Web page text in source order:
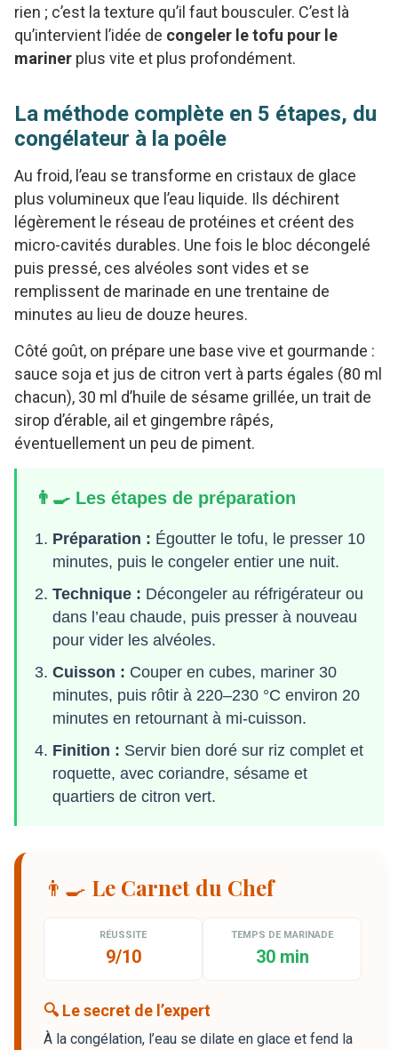
rien ; c’est la texture qu’il faut bousculer. C’est là
qu’intervient l’idée de congeler le tofu pour le
mariner plus vite et plus profondément.
La méthode complète en 5 étapes, du
congélateur à la poêle
Au froid, l’eau se transforme en cristaux de glace
plus volumineux que l’eau liquide. Ils déchirent
légèrement le réseau de protéines et créent des
micro-cavités durables. Une fois le bloc décongelé
puis pressé, ces alvéoles sont vides et se
remplissent de marinade en une trentaine de
minutes au lieu de douze heures.
Côté goût, on prépare une base vive et gourmande :
sauce soja et jus de citron vert à parts égales (80 ml
chacun), 30 ml d’huile de sésame grillée, un trait de
sirop d’érable, ail et gingembre râpés,
éventuellement un peu de piment.
👨‍🍳 Les étapes de préparation
Préparation : Égoutter le tofu, le presser 10
minutes, puis le congeler entier une nuit.
Technique : Décongeler au réfrigérateur ou
dans l’eau chaude, puis presser à nouveau
pour vider les alvéoles.
Cuisson : Couper en cubes, mariner 30
minutes, puis rôtir à 220–230 °C environ 20
minutes en retournant à mi-cuisson.
Finition : Servir bien doré sur riz complet et
roquette, avec coriandre, sésame et
quartiers de citron vert.
👨‍🍳 Le Carnet du Chef
RÉUSSITE
9/10
TEMPS DE MARINADE
30 min
🔍 Le secret de l’expert
À la congélation, l’eau se dilate en glace et fend la